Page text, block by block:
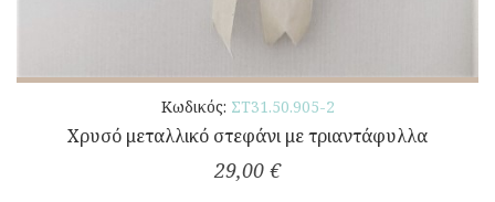
Κωδικός: ΣΤ31.50.905-2
Χρυσό μεταλλικό στεφάνι με τριαντάφυλλα
29,00 €